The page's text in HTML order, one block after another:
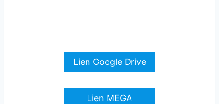
Lien Google Drive
Lien MEGA